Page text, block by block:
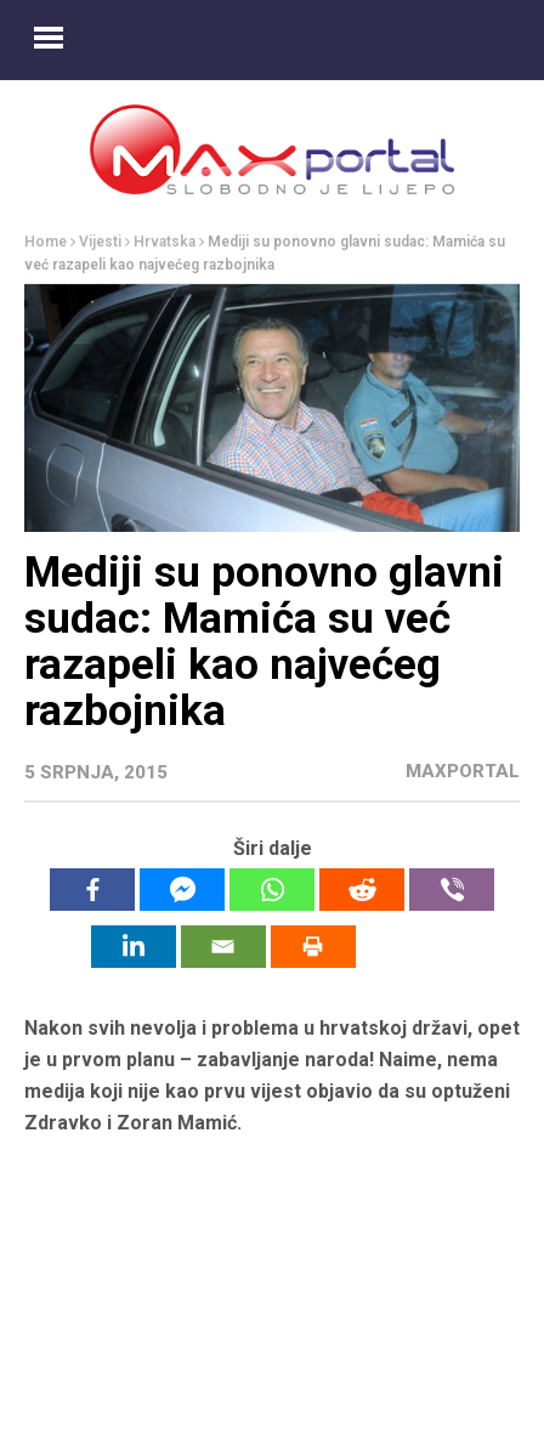
Home Vijesti Hrvatska
Mediji su ponovno glavni sudac: Mamića su
već razapeli kao najvećeg razbojnika
Mediji su ponovno glavni
sudac: Mamića su već
razapeli kao najvećeg
razbojnika
5 SRPNJA, 2015 MAXPORTAL
Širi dalje
Nakon svih nevolja i problema u hrvatskoj državi, opet
je u prvom planu – zabavljanje naroda! Naime, nema
medija koji nije kao prvu vijest objavio da su optuženi
Zdravko i Zoran Mamić.